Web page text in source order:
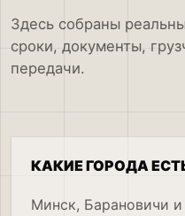
Здесь собраны
сроки, документы,
передачи.
КАКИЕ ГОРОДА
Минск, Барановичи